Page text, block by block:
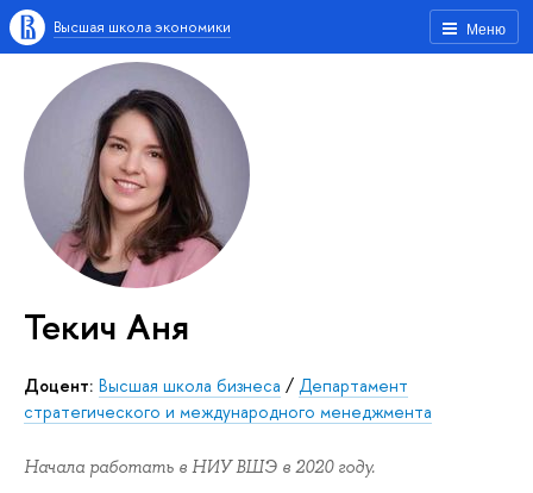
Меню
Высшая школа экономики
Текич Аня
Доцент: Высшая школа бизнеса / Департамент
стратегического и международного менеджмента
Начала работать в НИУ ВШЭ в 2020 году.